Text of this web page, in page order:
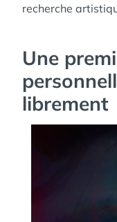
recherche
Une
librement